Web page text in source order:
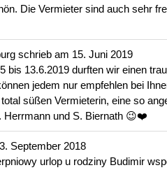
Die Vermieter sind auch sehr
schrieb am 15. Juni 2019
bis 13.6.2019 durften wir einen
jedem nur empfehlen bei
süßen Vermieterin, eine so
und S. Biernath 😉❤️
September 2018
urlop u rodziny Budimir